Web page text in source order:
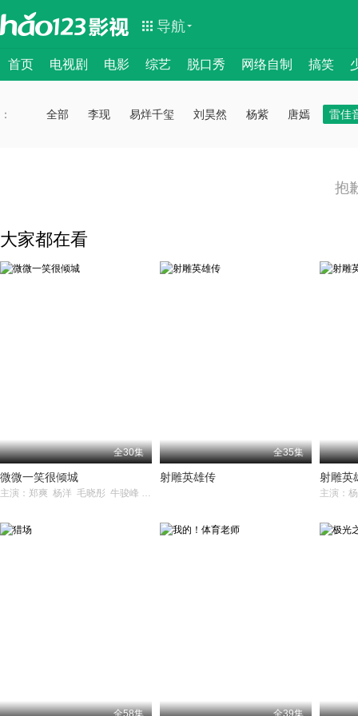
导航
首页 电视剧 电影 综艺 脱口秀 网络自制 搞笑
：： 全部 李现 易烊千玺 刘昊然 杨紫 唐嫣 雷佳
抱
大家都在看
全30集
微微一笑很倾城
主演：郑爽 杨洋 毛晓彤 牛骏峰 崔航
全35集
射雕英雄传 射雕英
全58集 全39集